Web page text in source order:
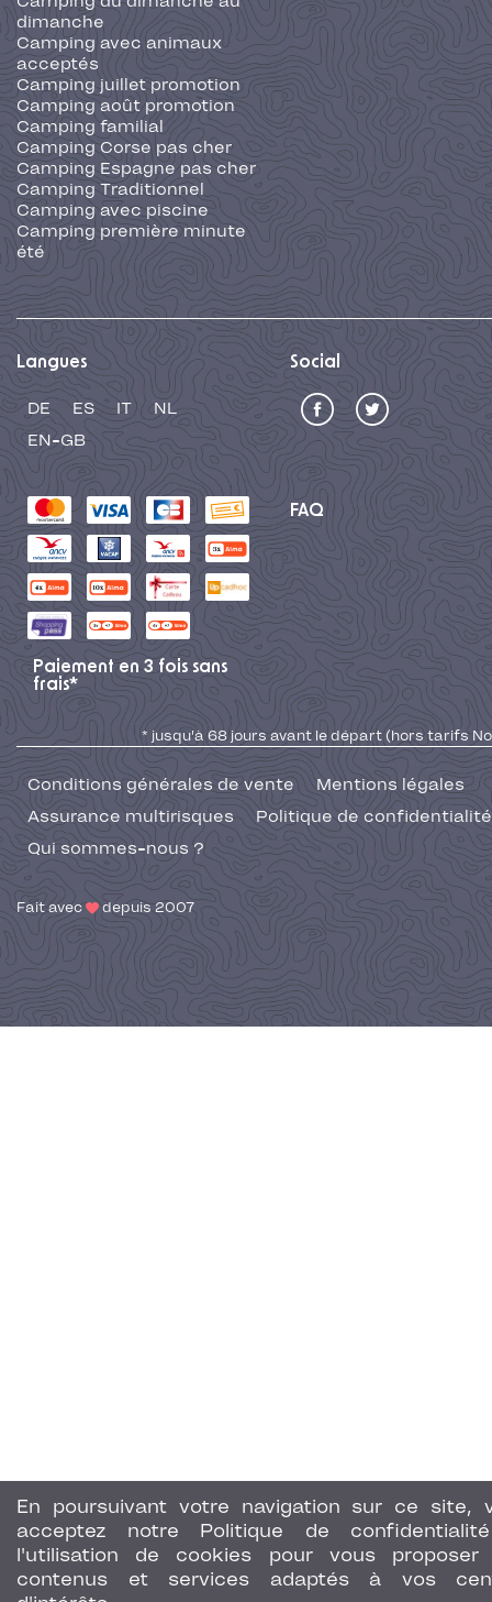
En poursuivant votre navigation sur ce site,
acceptez notre Politique de
l'utilisation de cookies pour vous proposer
contenus et services adaptés à vos
dimanche
Camping avec animaux
acceptés
Camping juillet promotion
Camping août promotion
Camping familial
Camping Corse pas cher
Camping Espagne pas cher
Camping Traditionnel
Camping avec piscine
Camping première minute
été
Langues
DE ES IT
NL
EN-GB
Social
FAQ
Paiement en 3 fois sans
frais*
* jusqu'à 68 jours avant le départ (hors tarifs No
Conditions générales de vente
Mentions légales
Assurance multirisques
Politique de confidentialité
Qui sommes-nous ?
Fait avec depuis 2007